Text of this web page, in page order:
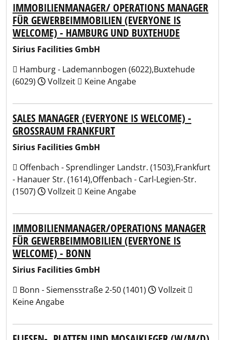
IMMOBILIENMANAGER/ OPERATIONS MANAGER
FÜR GEWERBEIMMOBILIEN (EVERYONE IS
WELCOME) - HAMBURG UND BUXTEHUDE
Sirius Facilities GmbH
Hamburg - Lademannbogen (6022),Buxtehude
(6029)
Vollzeit Keine Angabe
SALES MANAGER (EVERYONE IS WELCOME) -
GROSSRAUM FRANKFURT
Sirius Facilities GmbH
Offenbach - Sprendlinger Landstr. (1503),Frankfurt
- Hanauer Str. (1614),Offenbach - Carl-Legien-Str.
(1507)
Vollzeit Keine Angabe
IMMOBILIENMANAGER/OPERATIONS MANAGER
FÜR GEWERBEIMMOBILIEN (EVERYONE IS
WELCOME) - BONN
Sirius Facilities GmbH
Bonn - Siemensstraße 2-50 (1401)
Vollzeit
Keine Angabe